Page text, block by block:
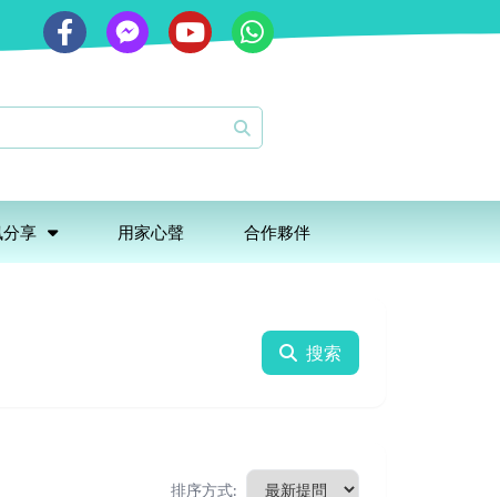
分享 用家心聲 合作夥伴
搜索
排序方式: